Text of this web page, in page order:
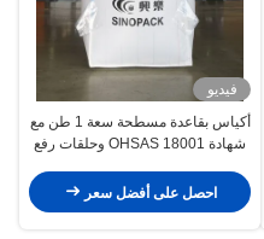
فيديو
أكياس بقاعدة مسطحة سعة 1 طن مع
شهادة OHSAS 18001 وحلقات رفع
احصل على أفضل سعر